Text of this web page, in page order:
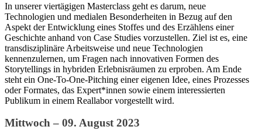
In unserer viertägigen Masterclass geht es darum, neue
Technologien und medialen Besonderheiten in Bezug auf den
Aspekt der Entwicklung eines Stoffes und des Erzählens einer
Geschichte anhand von Case Studies vorzustellen. Ziel ist es, eine
transdisziplinäre Arbeitsweise und neue Technologien
kennenzulernen, um Fragen nach innovativen Formen des
Storytellings in hybriden Erlebnisräumen zu erproben. Am Ende
steht ein One-To-One-Pitching einer eigenen Idee, eines Prozesses
oder Formates, das Expert*innen sowie einem interessierten
Publikum in einem Reallabor vorgestellt wird.
Mittwoch – 09. August 2023